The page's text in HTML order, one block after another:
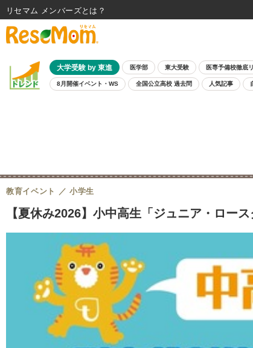
大学受験 by 東進 医学部 東大受験 医専予備校徹底
8月開催イベント・WS 全国公立高校 過去問 人気記事
【夏休み2026】小中高生「ジュニア・ロー
教育イベント 小学生
リセマム メンバーズ